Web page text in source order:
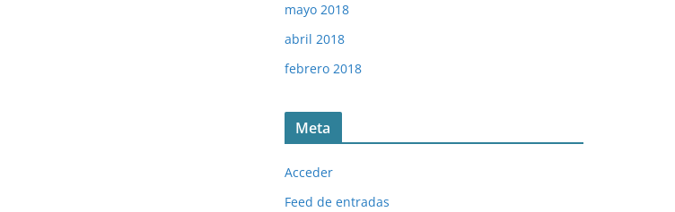
mayo 2018
abril 2018
febrero 2018
Meta
Acceder
Feed de entradas